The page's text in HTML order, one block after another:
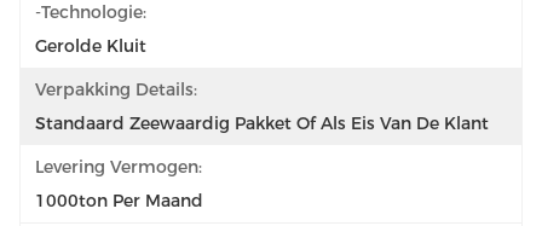
-Technologie:
Gerolde Kluit
Verpakking Details:
Standaard Zeewaardig Pakket Of Als Eis Van De Klant
Levering Vermogen:
1000ton Per Maand